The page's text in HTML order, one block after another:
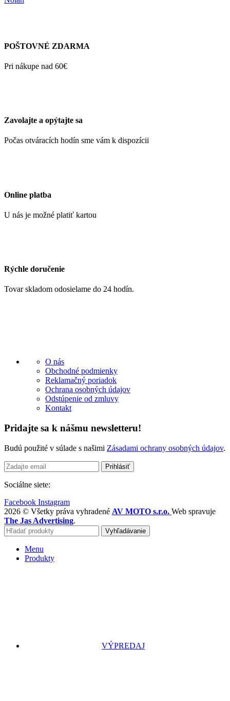
POŠTOVNÉ ZDARMA
Pri nákupe nad 60€
Zavolajte a opýtajte sa
Počas otváracích hodín sme vám k dispozícii
Online platba
U nás je možné platiť kartou
Rýchle doručenie
Tovar skladom odosielame do 24 hodín.
O nás
Obchodné podmienky
Reklamačný poriadok
Ochrana osobných údajov
Odstúpenie od zmluvy
Kontakt
Pridajte sa k nášmu newsletteru!
Budú použité v súlade s našimi Zásadami ochrany osobných údajov.
Sociálne siete:
Facebook Instagram
2026 © Všetky práva vyhradené AV MOTO s.r.o. Web spravuje
The Jas Advertising.
Vyhľadávanie
Menu
Produkty
VÝPREDAJ